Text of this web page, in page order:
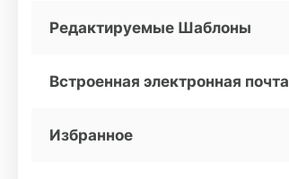
Редактируемые Шаблоны
Встроенная электронная почта
Избранное